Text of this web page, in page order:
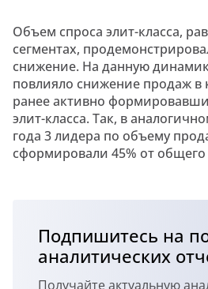
Объем спроса элит-класса,
сегментах,
снижение. На данную
повлияло снижение продаж в
ранее активно
элит-класса. Так, в
года 3 лидера по объему
сформировали 45% от
Подпишитесь на
аналитических
Получайте актуальную